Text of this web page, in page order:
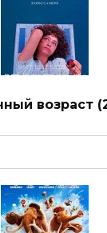
возраст